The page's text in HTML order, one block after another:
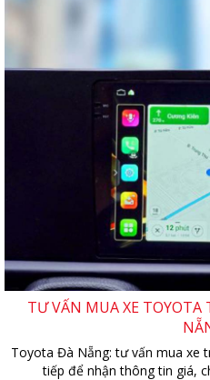
TƯ VẤN MUA XE TOYOTA
Toyota Đà Nẵng: tư vấn mua xe
tiếp để nhận thông tin giá,